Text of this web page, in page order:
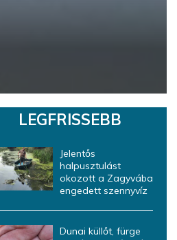
LEGFRISSEBB
Jelentős
halpusztulást
okozott a Zagyvába
engedett szennyvíz
Dunai küllőt, fürge